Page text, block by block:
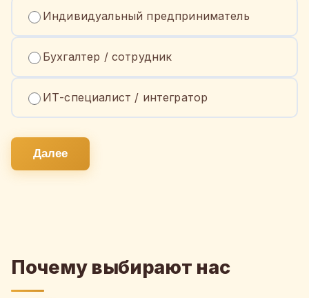
Индивидуальный предприниматель
Бухгалтер / сотрудник
ИТ-специалист / интегратор
Далее
Почему выбирают нас